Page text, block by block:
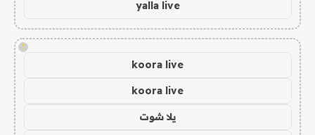
yalla live
!
koora live
koora live
يلا شوت